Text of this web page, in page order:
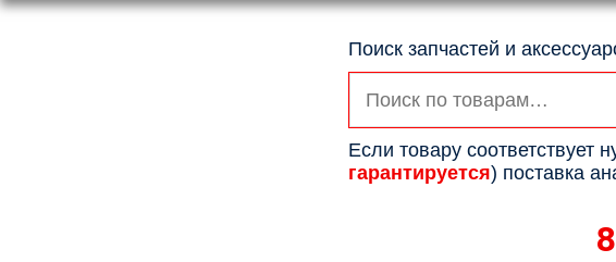
Поиск запчастей и
Если товару соответствует
гарантируется) поставка